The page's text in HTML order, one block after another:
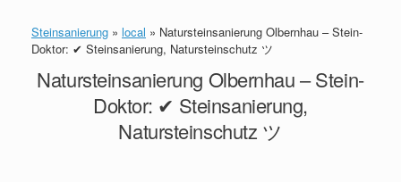
Steinsanierung » local » Natursteinsanierung Olbernhau – Stein-
Doktor: ✔ Steinsanierung, Natursteinschutz ツ
Natursteinsanierung Olbernhau – Stein-
Doktor: ✔ Steinsanierung,
Natursteinschutz ツ